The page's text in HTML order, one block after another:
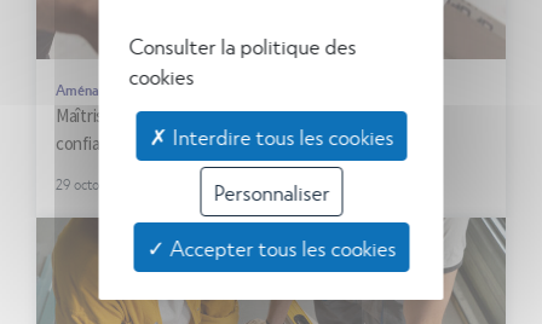
Aménagements
Maîtrise d’œuvre en Rhône-Alpes : l’excellence et la
confiance
29 octobre 2024
Consulter la politique des
cookies
✗ Interdire tous les cookies
Personnaliser
✓ Accepter tous les cookies